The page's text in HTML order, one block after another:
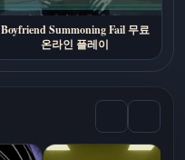
Boyfriend Summoning Fail 무료
온라인 플레이